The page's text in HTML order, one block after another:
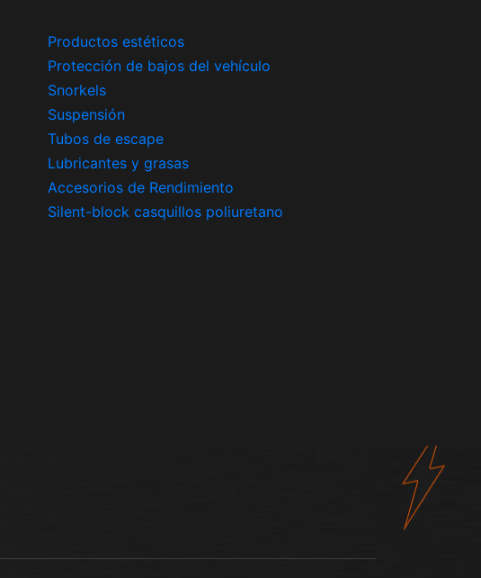
Productos estéticos
Protección de bajos del vehículo
Snorkels
Suspensión
Tubos de escape
Lubricantes y grasas
Accesorios de Rendimiento
Silent-block casquillos poliuretano